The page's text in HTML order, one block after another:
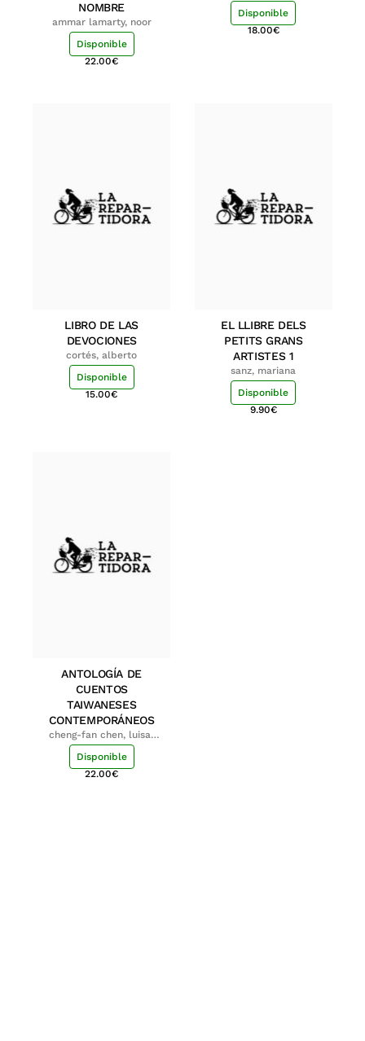
NOMBRE
ammar lamarty, noor
Disponible
22.00€
Disponible
18.00€
LIBRO DE LAS
DEVOCIONES
cortés, alberto
Disponible
15.00€
EL LLIBRE DELS
PETITS GRANS
ARTISTES 1
sanz, mariana
Disponible
9.90€
ANTOLOGÍA DE
CUENTOS
TAIWANESES
CONTEMPORÁNEOS
cheng-fan chen, luisa;
shu-ying chang, luisa
Disponible
22.00€